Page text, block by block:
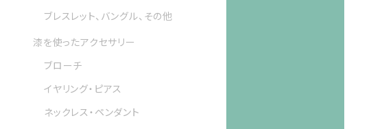
ブレスレット、バングル、その他
漆を使ったアクセサリー
ブローチ
イヤリング・ピアス
ネックレス・ペンダント